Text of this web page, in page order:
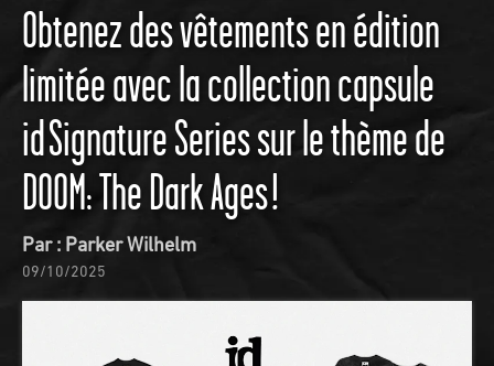
Obtenez des vêtements en édition
limitée avec la collection capsule
id Signature Series sur le thème de
DOOM: The Dark Ages !
Par : Parker Wilhelm
09/10/2025